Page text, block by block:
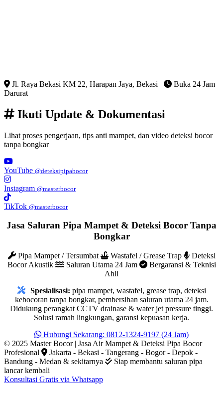
Jl. Raya Bekasi KM 22, Harapan Jaya, Bekasi
Buka 24 Jam
Darurat
Ikuti Update & Dokumentasi
Lihat proses pengerjaan, tips anti mampet, dan video deteksi bocor
tanpa bongkar
YouTube @deteksipipabocor
Instagram @masterbocor
TikTok @masterbocor
Jasa Saluran Pipa Mampet & Deteksi Bocor Tanpa
Bongkar
Pipa Mampet / Tersumbat Wastafel / Grease Trap
Deteksi
Bocor Akustik
Saluran Utama 24 Jam
Bergaransi & Teknisi
Ahli
Spesialisasi: pipa mampet, wastafel, grease trap, deteksi
kebocoran tanpa bongkar, pembersihan saluran utama 24 jam.
Didukung perangkat CCTV drainase & water jet pressure tinggi.
Solusi ramah lingkungan, garansi kepuasan kerja.
Hubungi Sekarang: 0812-1324-9197 (24 Jam)
© 2025 Master Bocor | Jasa Air Mampet & Deteksi Pipa Bocor
Profesional
Jakarta - Bekasi - Tangerang - Bogor - Depok -
Bandung - Medan & sekitarnya
Siap membantu saluran pipa
lancar kembali
Konsultasi Gratis via Whatsapp